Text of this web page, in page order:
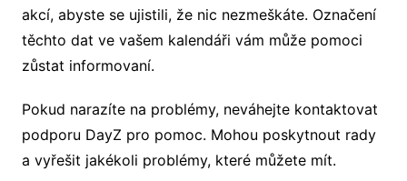
akcí, abyste se ujistili, že nic nezmeškáte. Označení
těchto dat ve vašem kalendáři vám může pomoci
zůstat informovaní.
Pokud narazíte na problémy, neváhejte kontaktovat
podporu DayZ pro pomoc. Mohou poskytnout rady
a vyřešit jakékoli problémy, které můžete mít.